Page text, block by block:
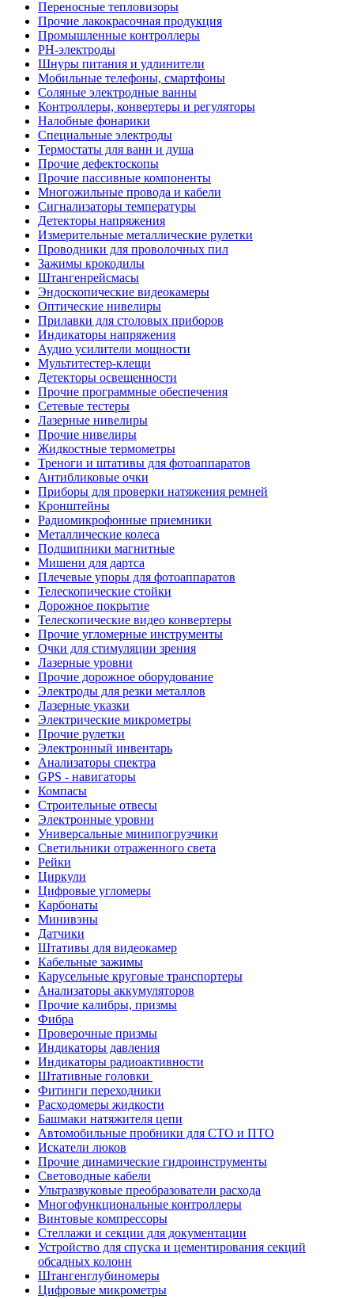
Переносные тепловизоры
Прочие лакокрасочная продукция
Промышленные контроллеры
PH-электроды
Шнуры питания и удлинители
Мобильные телефоны, смартфоны
Соляные электродные ванны
Контроллеры, конвертеры и регуляторы
Налобные фонарики
Специальные электроды
Термостаты для ванн и душа
Прочие дефектоскопы
Прочие пассивные компоненты
Многожильные провода и кабели
Сигнализаторы температуры
Детекторы напряжения
Измерительные металлические рулетки
Проводники для проволочных пил
Зажимы крокодилы
Штангенрейсмасы
Эндоскопические видеокамеры
Оптические нивелиры
Прилавки для столовых приборов
Индикаторы напряжения
Аудио усилители мощности
Мультитестер-клещи
Детекторы освещенности
Прочие программные обеспечения
Сетевые тестеры
Лазерные нивелиры
Прочие нивелиры
Жидкостные термометры
Треноги и штативы для фотоаппаратов
Антибликовые очки
Приборы для проверки натяжения ремней
Кронштейны
Радиомикрофонные приемники
Металлические колеса
Подшипники магнитные
Мишени для дартса
Плечевые упоры для фотоаппаратов
Телескопические стойки
Дорожное покрытие
Телескопические видео конвертеры
Прочие угломерные инструменты
Очки для стимуляции зрения
Лазерные уровни
Прочие дорожное оборудование
Электроды для резки металлов
Лазерные указки
Электрические микрометры
Прочие рулетки
Электронный инвентарь
Анализаторы спектра
GPS - навигаторы
Компасы
Строительные отвесы
Электронные уровни
Универсальные минипогрузчики
Светильники отраженного света
Рейки
Циркули
Цифровые угломеры
Карбонаты
Минивэны
Датчики
Штативы для видеокамер
Кабельные зажимы
Карусельные круговые транспортеры
Анализаторы аккумуляторов
Прочие калибры, призмы
Фибра
Проверочные призмы
Индикаторы давления
Индикаторы радиоактивности
Штативные головки
Фитинги переходники
Расходомеры жидкости
Башмаки натяжителя цепи
Автомобильные пробники для СТО и ПТО
Искатели люков
Прочие динамические гидроинструменты
Световодные кабели
Ультразвуковые преобразователи расхода
Многофункциональные контроллеры
Винтовые компрессоры
Стеллажи и секции для документации
Устройство для спуска и цементирования секций
обсадных колонн
Штангенглубиномеры
Цифровые микрометры